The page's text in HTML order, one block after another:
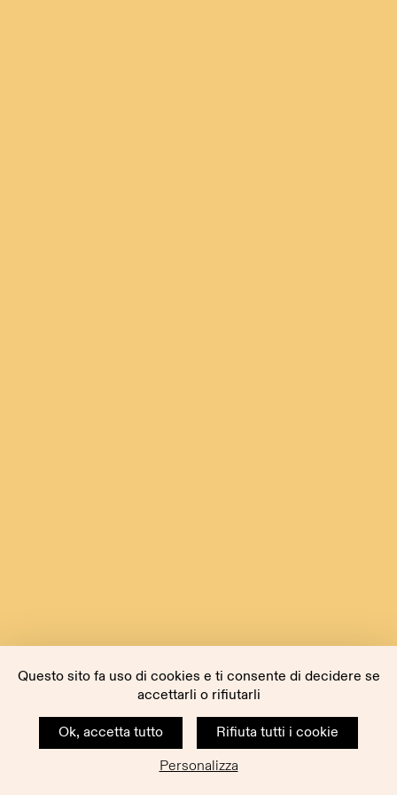
Questo sito fa uso di cookies e ti consente di decidere se
accettarli o rifiutarli
Ok, accetta tutto
Rifiuta tutti i cookie
Personalizza